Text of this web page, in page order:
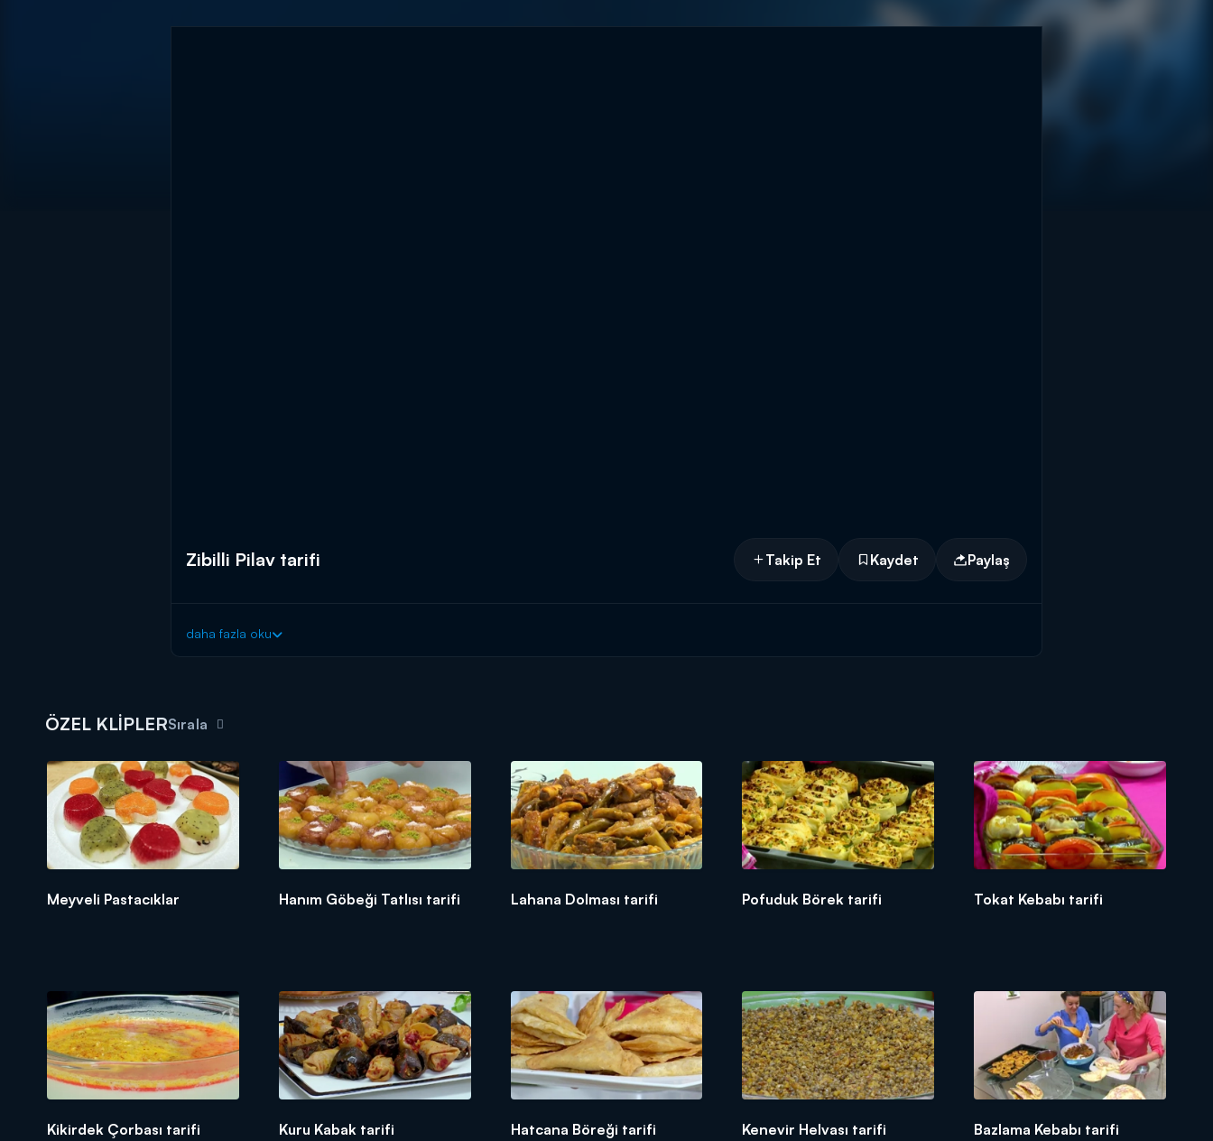
Zibilli Pilav tarifi Takip Et Kaydet Paylaş
daha fazla oku
ÖZEL KLİPLERSırala
Meyveli Pastacıklar Hanım Göbeği Tatlısı tarifi Lahana Dolması tarifi Pofuduk Börek tarifi Tokat Kebabı tarifi
Kikirdek Çorbası tarifi Kuru Kabak tarifi Hatcana Böreği tarifi Kenevir Helvası tarifi Bazlama Kebabı tarifi